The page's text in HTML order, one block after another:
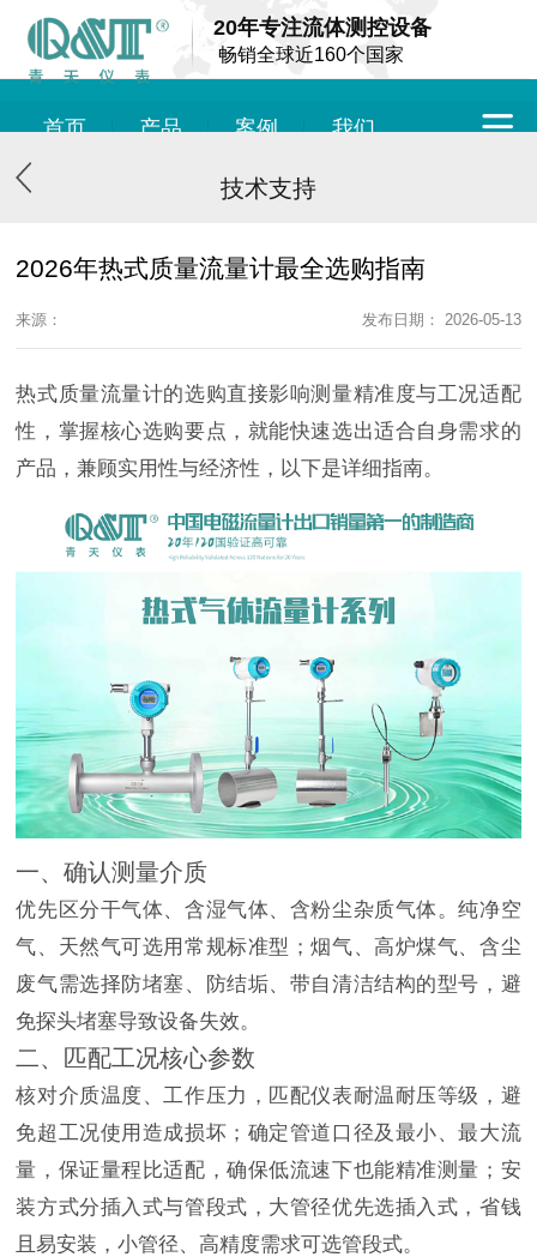
20年专注流体测控设备
畅销全球近160个国家
首页 产品 案例 我们
技术支持
2026年热式质量流量计最全选购指南
来源： 发布日期： 2026-05-13
热式质量流量计的选购直接影响测量精准度与工况适配
性，掌握核心选购要点，就能快速选出适合自身需求的
产品，兼顾实用性与经济性，以下是详细指南。
一、确认测量介质
优先区分干气体、含湿气体、含粉尘杂质气体。纯净空
气、天然气可选用常规标准型；烟气、高炉煤气、含尘
废气需选择防堵塞、防结垢、带自清洁结构的型号，避
免探头堵塞导致设备失效。
二、匹配工况核心参数
核对介质温度、工作压力，匹配仪表耐温耐压等级，避
免超工况使用造成损坏；确定管道口径及最小、最大流
量，保证量程比适配，确保低流速下也能精准测量；安
装方式分插入式与管段式，大管径优先选插入式，省钱
且易安装，小管径、高精度需求可选管段式。